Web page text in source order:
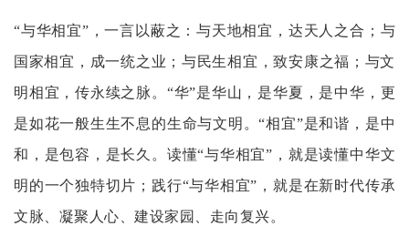
“与华相宜”，一言以蔽之：与天地相宜，达天人之合；与
国家相宜，成一统之业；与民生相宜，致安康之福；与文
明相宜，传永续之脉。“华”是华山，是华夏，是中华，更
是如花一般生生不息的生命与文明。“相宜”是和谐，是中
和，是包容，是长久。读懂“与华相宜”，就是读懂中华文
明的一个独特切片；践行“与华相宜”，就是在新时代传承
文脉、凝聚人心、建设家园、走向复兴。